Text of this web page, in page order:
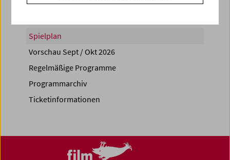
Spielplan
Vorschau Sept / Okt 2026
Regelmäßige Programme
Programmarchiv
Ticketinformationen